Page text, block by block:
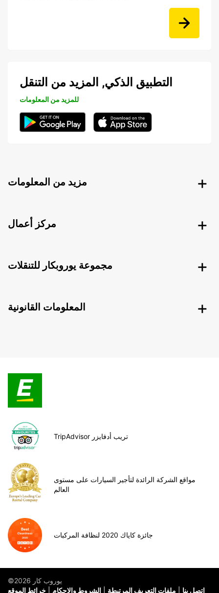
التطبيق الذكي, المزيد من التنقل
للمزيد من المعلومات
مزيد من المعلومات
مركز أعمال
مجموعة يوروبكار للتنقلات
المعلومات القانونية
TripAdvisor تريب أدفايزر
مواقع الشركة الرائدة لتأجير السيارات على مستوى
العالم
جائزة كاياك 2020 لنظافة المركبات
©يوروب كار 2026
خرائط الموقع
الشروط والاحكام ملفات التعريف المرتبطة اتصل بنا